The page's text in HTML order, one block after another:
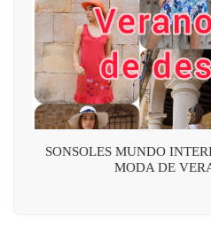
SONSOLES MUNDO
MODA DE